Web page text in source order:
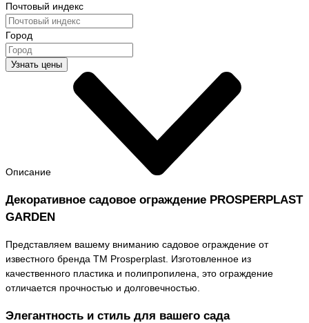
Почтовый индекс
Город
Узнать цены
Описание
Декоративное садовое ограждение PROSPERPLAST
GARDEN
Представляем вашему вниманию садовое ограждение от
известного бренда TM Prosperplast. Изготовленное из
качественного пластика и полипропилена, это ограждение
отличается прочностью и долговечностью.
Элегантность и стиль для вашего сада